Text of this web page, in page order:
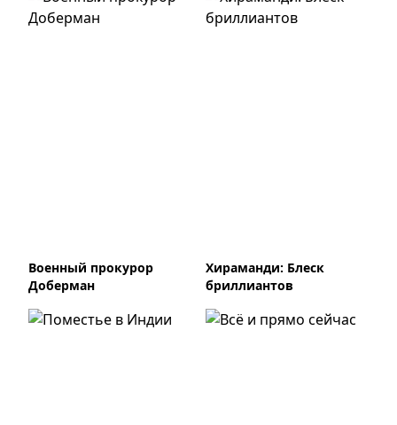
Военный прокурор
Доберман
Хираманди: Блеск
бриллиантов